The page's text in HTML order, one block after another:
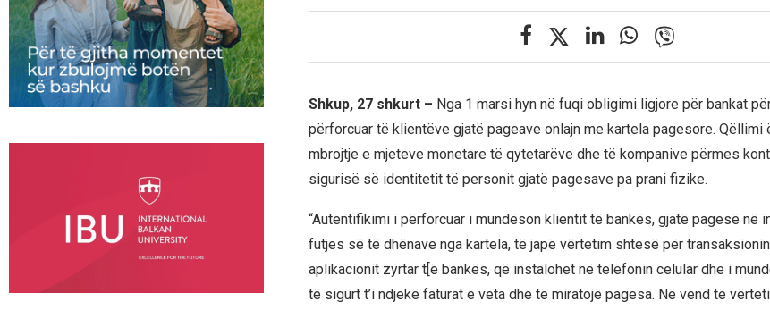
Shkup, 27 shkurt – Nga 1 marsi hyn në fuqi obligimi ligjore për bankat
përforcuar të klientëve gjatë pageave onlajn me kartela pagesore.
mbrojtje e mjeteve monetare të qytetarëve dhe të kompanive përmes
sigurisë së identitetit të personit gjatë pagesave pa prani fizike.
“Autentifikimi i përforcuar i mundëson klientit të bankës, gjatë pagesë në
futjes së të dhënave nga kartela, të japë vërtetim shtesë për
aplikacionit zyrtar t[ë bankës, që instalohet në telefonin celular dhe i
të sigurt t’i ndjekë faturat e veta dhe të miratojë pagesa. Në vend të